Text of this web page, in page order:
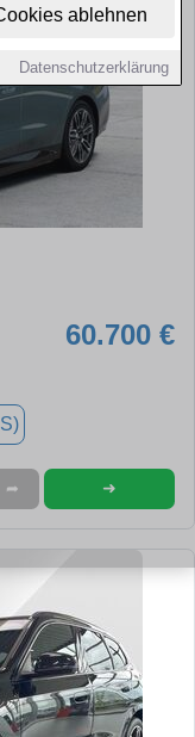
ablehnen
Datenschutzerklärung
60.700 €
➦ ➜